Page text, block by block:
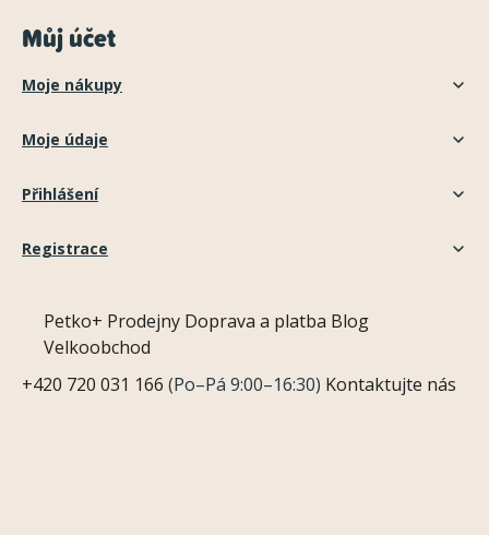
Můj účet
Moje nákupy
Moje údaje
Přihlášení
Registrace
Petko+ Prodejny Doprava a platba Blog
Velkoobchod
+420 720 031 166 (Po–Pá 9:00–16:30) Kontaktujte nás